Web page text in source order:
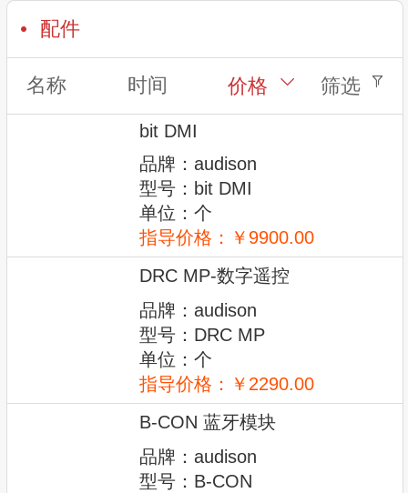
配件
名称 时间 价格 筛选
bit DMI
品牌：audison
型号：bit DMI
单位：个
指导价格：￥9900.00
DRC MP-数字遥控
品牌：audison
型号：DRC MP
单位：个
指导价格：￥2290.00
B-CON 蓝牙模块
品牌：audison
型号：B-CON